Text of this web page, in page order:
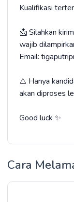
Kualifikasi
📩 Silahkan
wajib
Email:
⚠️ Hanya
akan diproses
Good luck ✨
Cara